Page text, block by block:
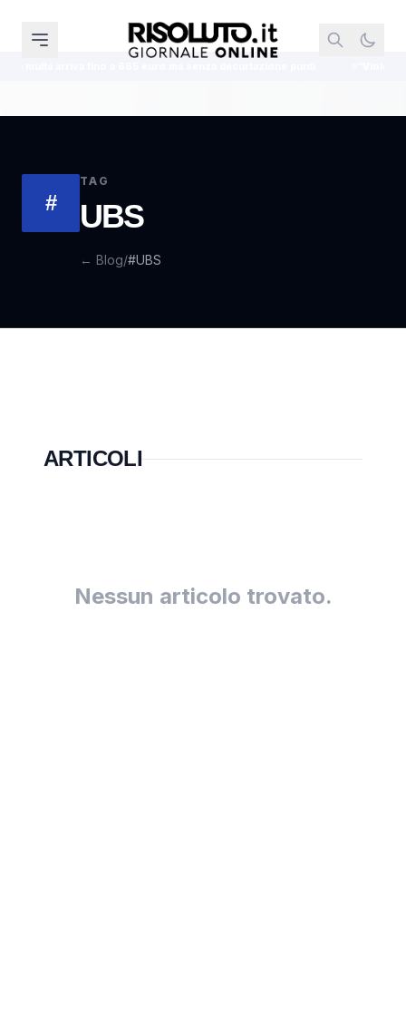
#
TAG
UBS
← Blog/#UBS
ARTICOLI
Nessun articolo trovato.